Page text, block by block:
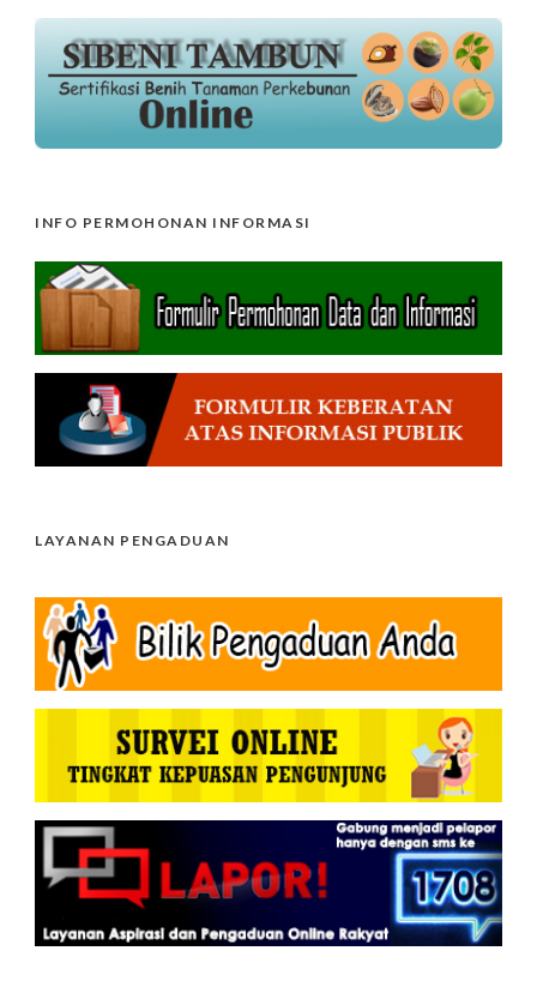
INFO PERMOHONAN INFORMASI
LAYANAN PENGADUAN